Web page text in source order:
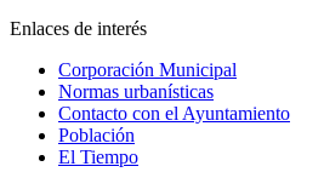
Enlaces de interés
Corporación Municipal
Normas urbanísticas
Contacto con el Ayuntamiento
Población
El Tiempo